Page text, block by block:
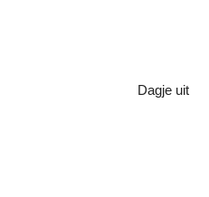
Dagje uit